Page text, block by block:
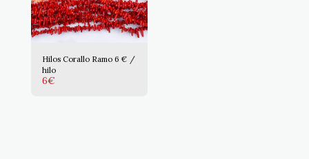
Hilos Corallo Ramo 6 € /
hilo
6€